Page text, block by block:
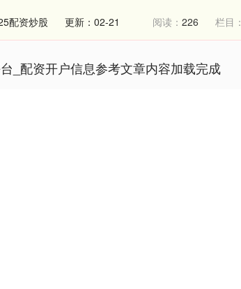
配资炒股 更新：02-21 阅读： 226 栏目：
_配资开户信息参考文章内容加载完成